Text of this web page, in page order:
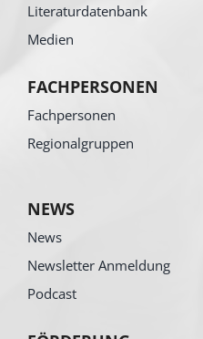
Literaturdatenbank
Medien
FACHPERSONEN
Fachpersonen
Regionalgruppen
NEWS
News
Newsletter Anmeldung
Podcast